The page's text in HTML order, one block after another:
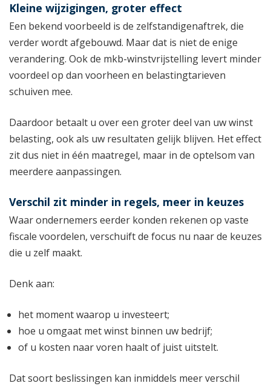
Kleine wijzigingen, groter effect
Een bekend voorbeeld is de zelfstandigenaftrek, die
verder wordt afgebouwd. Maar dat is niet de enige
verandering. Ook de mkb-winstvrijstelling levert minder
voordeel op dan voorheen en belastingtarieven
schuiven mee.
Daardoor betaalt u over een groter deel van uw winst
belasting, ook als uw resultaten gelijk blijven. Het effect
zit dus niet in één maatregel, maar in de optelsom van
meerdere aanpassingen.
Verschil zit minder in regels, meer in keuzes
Waar ondernemers eerder konden rekenen op vaste
fiscale voordelen, verschuift de focus nu naar de keuzes
die u zelf maakt.
Denk aan:
het moment waarop u investeert;
hoe u omgaat met winst binnen uw bedrijf;
of u kosten naar voren haalt of juist uitstelt.
Dat soort beslissingen kan inmiddels meer verschil